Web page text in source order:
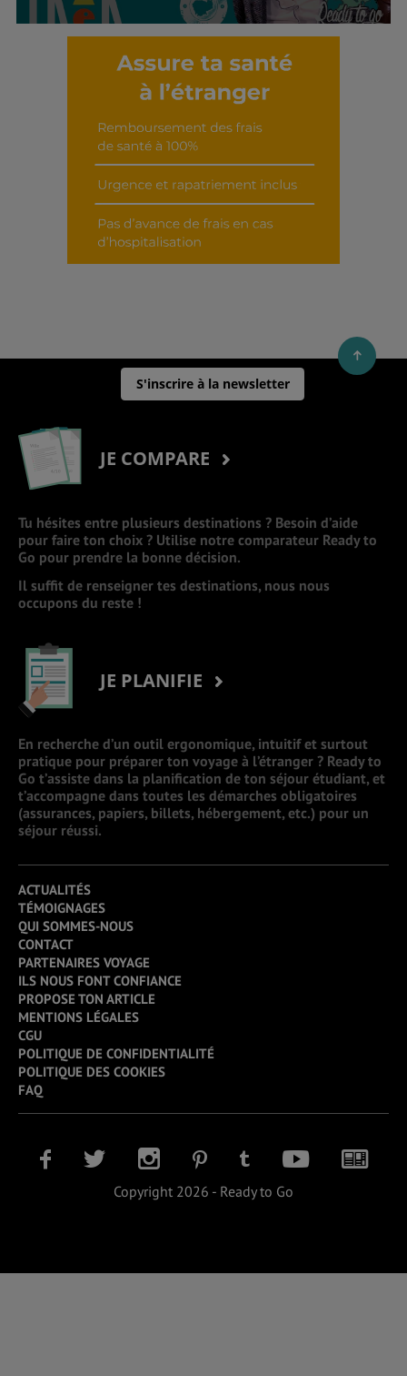
Découvrir cet interview
S'inscrire à la newsletter
JE COMPARE
Tu hésites entre plusieurs destinations ? Besoin d’aide
pour faire ton choix ? Utilise notre comparateur Ready to
Go pour prendre la bonne décision.
Il suffit de renseigner tes destinations, nous nous
occupons du reste !
JE PLANIFIE
En recherche d’un outil ergonomique, intuitif et surtout
pratique pour préparer ton voyage à l’étranger ? Ready to
Go t’assiste dans la planification de ton séjour étudiant, et
t’accompagne dans toutes les démarches obligatoires
(assurances, papiers, billets, hébergement, etc.) pour un
séjour réussi.
ACTUALITÉS
TÉMOIGNAGES
QUI SOMMES-NOUS
CONTACT
PARTENAIRES VOYAGE
ILS NOUS FONT CONFIANCE
PROPOSE TON ARTICLE
MENTIONS LÉGALES
CGU
POLITIQUE DE CONFIDENTIALITÉ
POLITIQUE DES COOKIES
FAQ
Copyright 2026 - Ready to Go